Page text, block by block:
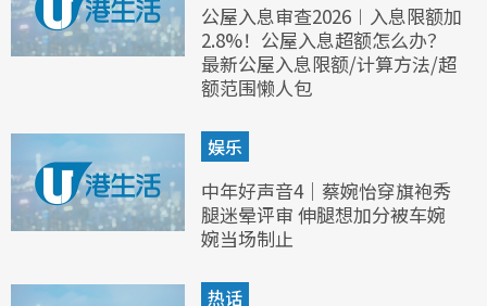
公屋入息审查2026︱入息限额加
2.8%！公屋入息超额怎么办？
最新公屋入息限额/计算方法/超
额范围懒人包
娱乐
中年好声音4｜蔡婉怡穿旗袍秀
腿迷晕评审 伸腿想加分被车婉
婉当场制止
热话